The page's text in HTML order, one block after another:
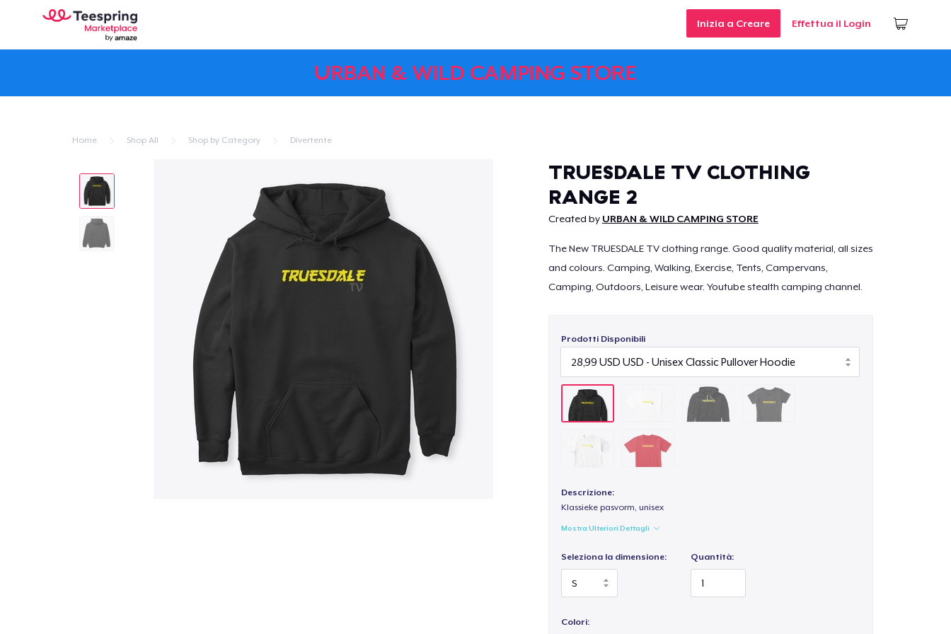
Inizia a Creare Effettua il Login
URBAN & WILD CAMPING STORE
Home Shop All Shop by Category Divertente
TRUESDALE TV CLOTHING
RANGE 2
Created by URBAN & WILD CAMPING STORE
The New TRUESDALE TV clothing range. Good quality material, all sizes
and colours. Camping, Walking, Exercise, Tents, Campervans,
Camping, Outdoors, Leisure wear. Youtube stealth camping channel.
Prodotti Disponibili
Descrizione:
Klassieke pasvorm, unisex
Mostra Ulteriori Dettagli
Seleziona la dimensione: Quantità:
Colori: